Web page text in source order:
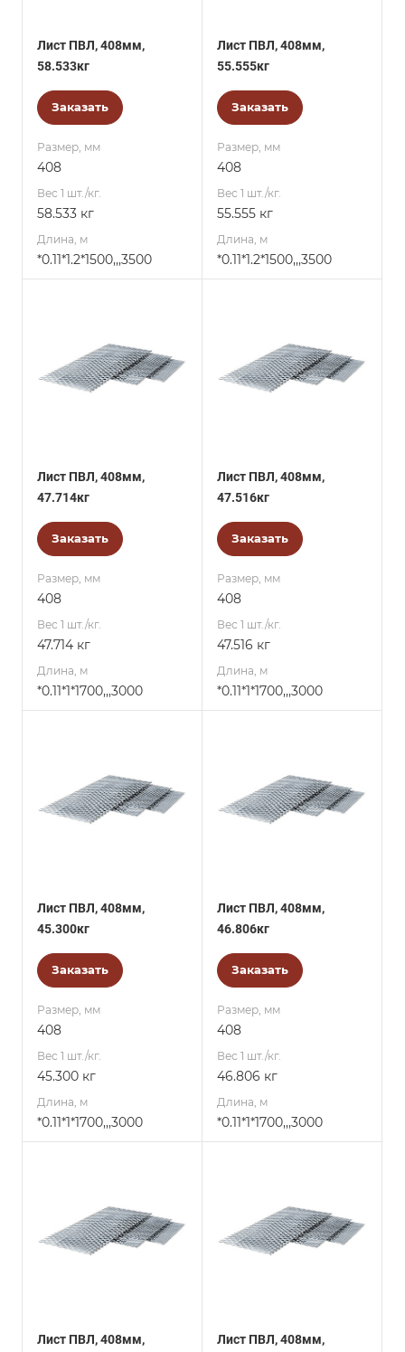
Лист ПВЛ, 408мм,
58.533кг
Заказать
Размер, мм
408
Вес 1 шт./кг.
58.533 кг
Длина, м
*0.11*1.2*1500,,,3500
Лист ПВЛ, 408мм,
55.555кг
Заказать
Размер, мм
408
Вес 1 шт./кг.
55.555 кг
Длина, м
*0.11*1.2*1500,,,3500
Лист ПВЛ, 408мм,
47.714кг
Заказать
Размер, мм
408
Вес 1 шт./кг.
47.714 кг
Длина, м
*0.11*1*1700,,,3000
Лист ПВЛ, 408мм,
47.516кг
Заказать
Размер, мм
408
Вес 1 шт./кг.
47.516 кг
Длина, м
*0.11*1*1700,,,3000
Лист ПВЛ, 408мм,
45.300кг
Заказать
Размер, мм
408
Вес 1 шт./кг.
45.300 кг
Длина, м
*0.11*1*1700,,,3000
Лист ПВЛ, 408мм,
46.806кг
Заказать
Размер, мм
408
Вес 1 шт./кг.
46.806 кг
Длина, м
*0.11*1*1700,,,3000
Лист ПВЛ, 408мм,
Лист ПВЛ, 408мм,